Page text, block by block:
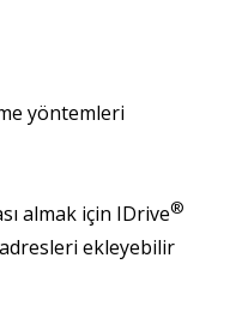
yöntemleri
almak için IDrive®
ekleyebilir